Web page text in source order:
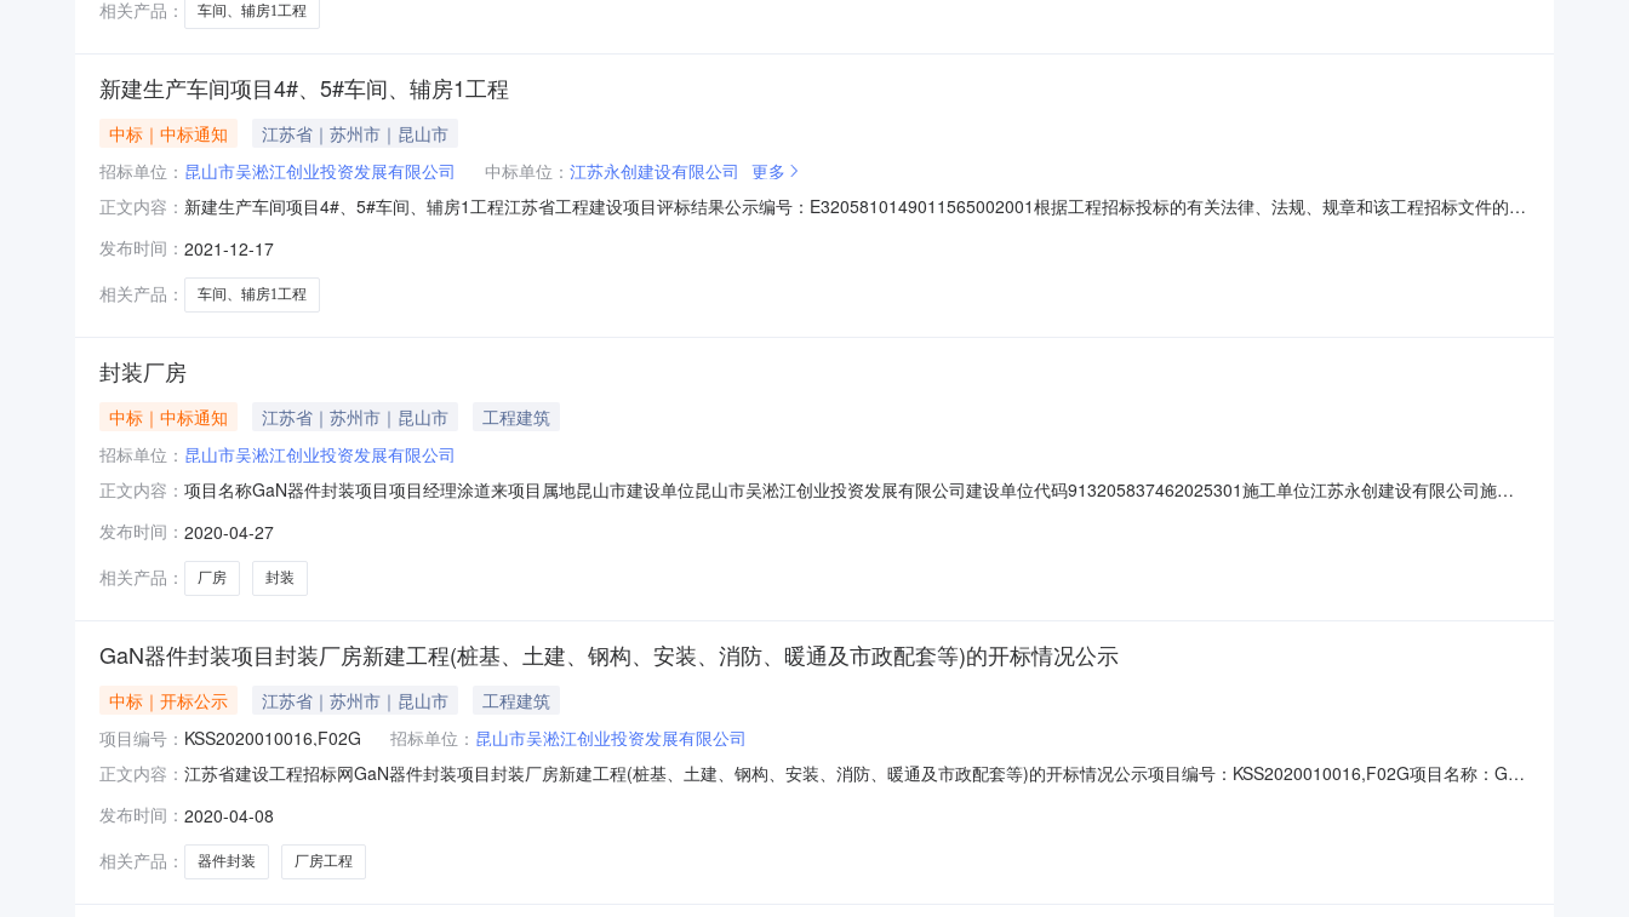
相关产品：
车间、辅房1工程
新建生产车间项目4#、5#车间、辅房1工程
中标｜中标通知
江苏省｜苏州市｜昆山市
招标单位： 昆山市吴淞江创业投资发展有限公司 中标单位： 江苏永创建设有限公司 更多
正文内容： 新建生产车间项目4#、5#车间、辅房1工程江苏省工程建设项目评标结果公示编号：E3205810149011565002001根据工程招标投标的有关法律、法规、规章和该工程招标文件的规
评标办法，现将评标结果公示如下：1、中标候选人情况第一名第二名第三名中标候选人名称江苏永创建设有限公司江苏永丰建设集团有限公司江苏凯翔建设集团有限公司投标报价
(万元)1216.
发布时间： 2021-12-17
相关产品：
车间、辅房1工程
封装厂房
中标｜中标通知 江苏省｜苏州市｜昆山市
工程建筑
招标单位： 昆山市吴淞江创业投资发展有限公司
正文内容： 项目名称GaN器件封装项目项目经理涂道来项目属地昆山市建设单位昆山市吴淞江创业投资发展有限公司建设单位代码913205837462025301施工单位江苏永创建设有限公司施工
2020-11-30备案日期2020-04-27更多咨询报价请点击：http://jzgc.szjsj.gov.cn/SZConsCreditWebS
发布时间： 2020-04-27
相关产品：
厂房 封装
GaN器件封装项目封装厂房新建工程(桩基、土建、钢构、安装、消防、暖通及市政配套等)的开标情况公示
中标｜开标公示 江苏省｜苏州市｜昆山市
工程建筑
项目编号： KSS2020010016,F02G 招标单位： 昆山市吴淞江创业投资发展有限公司
正文内容： 江苏省建设工程招标网GaN器件封装项目封装厂房新建工程(桩基、土建、钢构、安装、消防、暖通及市政配套等)的开标情况公示项目编号：KSS2020010016,F02G项目名称：GaN
建、钢构、安装、消防、暖通及市政配套等)建设单位：昆山市吴淞江创业投资发展有限公司开标情况一览序号文件名称文件大小查看1文件.pdf223473查看
发布时间： 2020-04-08
相关产品：
器件封装 厂房工程